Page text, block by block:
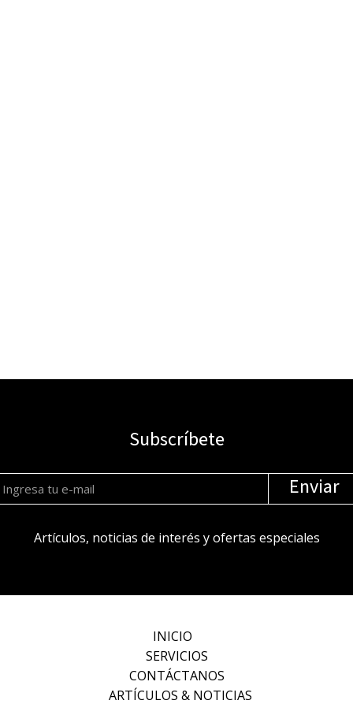
Subscríbete
Enviar
Artículos, noticias de interés y ofertas especiales
INICIO
SERVICIOS
CONTÁCTANOS
ARTÍCULOS & NOTICIAS